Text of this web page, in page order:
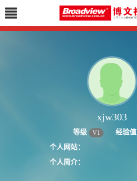
xjw303
等级 V1 经验值
个人网站：
个人简介：